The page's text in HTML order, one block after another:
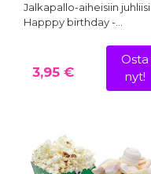
Jalkapallo-aiheisiin juhliisi
Happpy birthday -…
3,95 €
Osta
nyt!